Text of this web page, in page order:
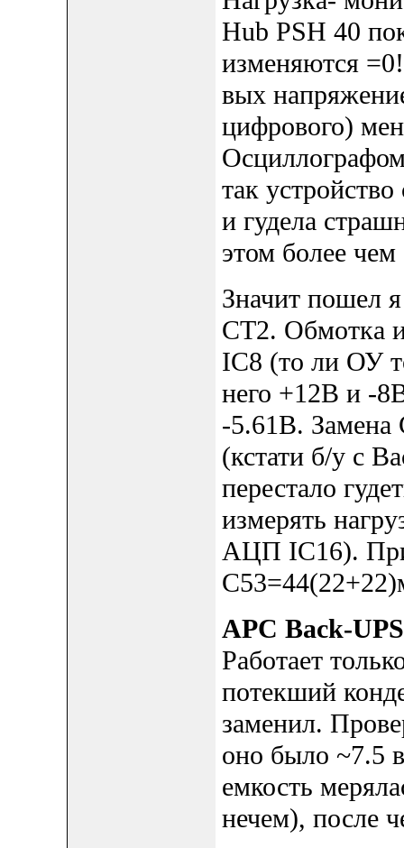
Hub PSH 40
изменяются
вых
цифрового)
так
и гудела
этом более
Значит пошел
СT2. Обмотка
IC8 (то ли ОУ
него +12В и -
-5.61В.
(кстати б/у c
перестало
измерять
АЦП IC16).
APC Back-
Работает
потекший
заменил.
оно было ~7.5
емкость
нечем), после